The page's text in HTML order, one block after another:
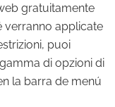
gratuitamente
verranno applicate
puoi
di opzioni di
la barra de menú